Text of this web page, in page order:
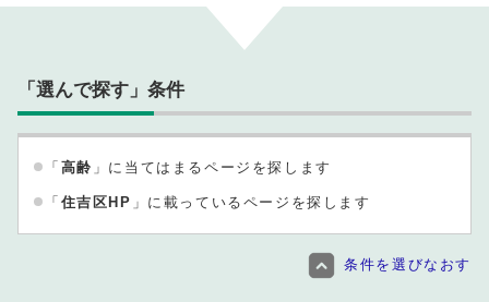
「選んで探す」条件
「 高齢 」に当てはまるページを探します
「 住吉区HP 」に載っているページを探します
条件を選びなおす